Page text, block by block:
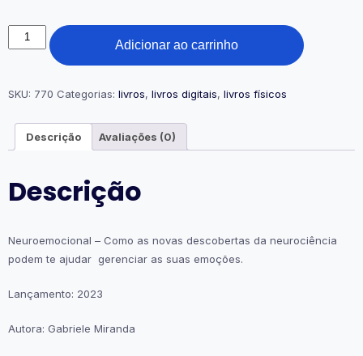
Neuroemocional
quantidade
Adicionar ao carrinho
SKU: 770 Categorias: livros, livros digitais, livros físicos
Descrição Avaliações (0)
Descrição
Neuroemocional – Como as novas descobertas da neurociência
podem te ajudar gerenciar as suas emoções.
Lançamento: 2023
Autora: Gabriele Miranda